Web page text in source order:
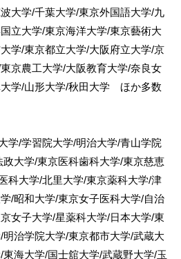
大学/千葉大学/東京外国語大学/九
立大学/東京海洋大学/東京藝術大
学/東京都立大学/大阪府立大学/京
京農工大学/大阪教育大学/奈良女
学/山形大学/秋田大学 ほか多数
学/学習院大学/明治大学/青山学院
大学/東京医科歯科大学/東京慈恵
科大学/北里大学/東京薬科大学/津
/昭和大学/東京女子医科大学/自治
女子大学/星薬科大学/日本大学/東
治学院大学/東京都市大学/武蔵大
海大学/国士舘大学/武蔵野大学/玉